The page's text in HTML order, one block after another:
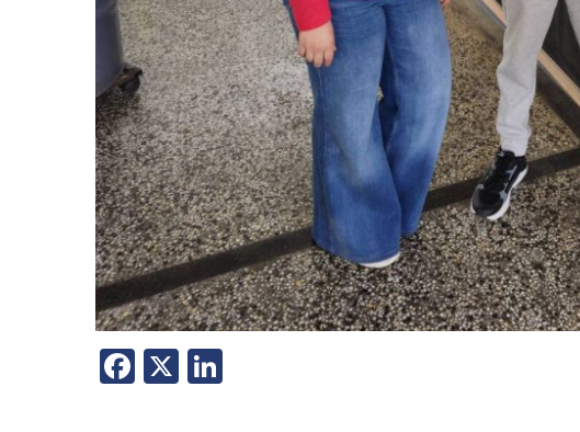
Facebook
X